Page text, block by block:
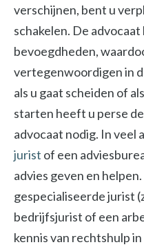
verschijnen, bent u
schakelen. De
bevoegdheden,
vertegenwoordigen in
als u gaat scheiden of
starten heeft u perse
advocaat nodig. In veel
jurist of een
advies geven en
gespecialiseerde jurist
bedrijfsjurist of een
kennis van rechtshulp